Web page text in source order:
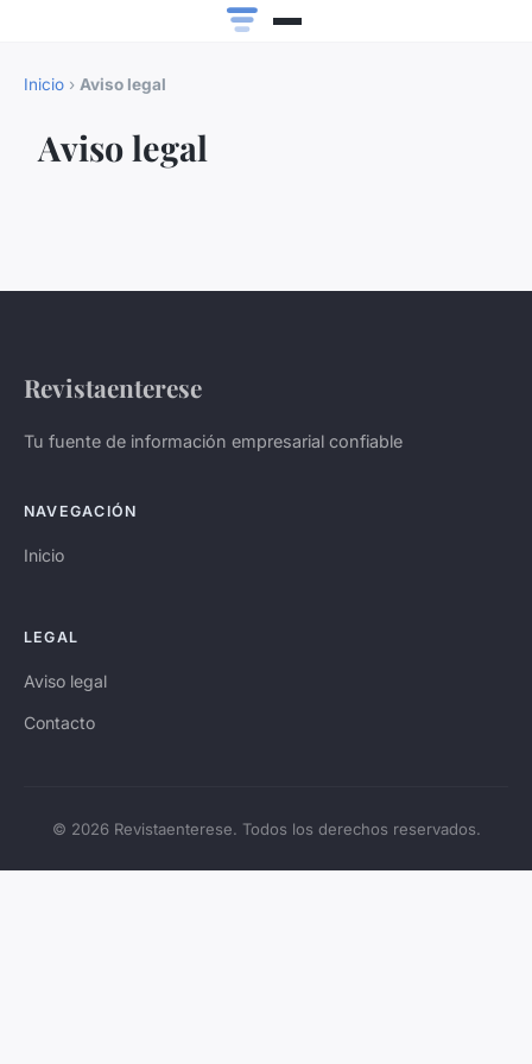
Inicio › Aviso legal
Aviso legal
Revistaenterese
Tu fuente de información empresarial confiable
NAVEGACIÓN
Inicio
LEGAL
Aviso legal
Contacto
© 2026 Revistaenterese. Todos los derechos reservados.